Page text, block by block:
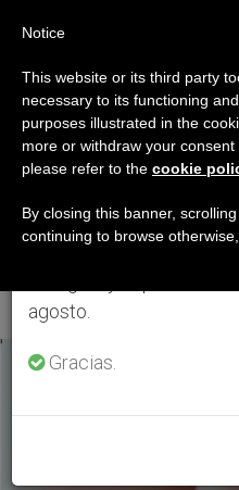
ETIQUETA
Posts
ÚLTIMAS NOTICIAS
Aviso
Del 27 de julio al 7 de
anual, aprovechando
se generan menos
agosto.
Gracias.
Notice
This website or its third party
necessary to its functioning
purposes illustrated in the
more or withdraw your
please refer to the cookie
By closing this banner,
continuing to browse